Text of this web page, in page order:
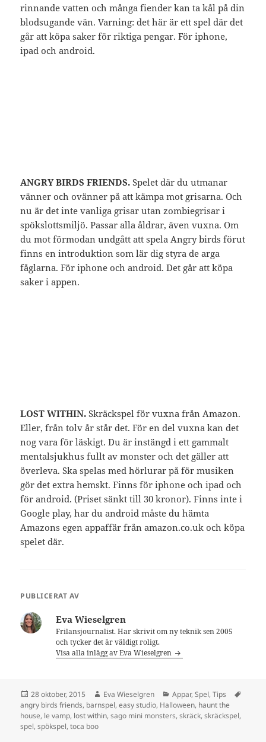
rinnande vatten och många fiender kan ta kål på din
blodsugande vän. Varning: det här är ett spel där det
går att köpa saker för riktiga pengar. För iphone,
ipad och android.
ANGRY BIRDS FRIENDS. Spelet där du utmanar
vänner och ovänner på att kämpa mot grisarna. Och
nu är det inte vanliga grisar utan zombiegrisar i
spökslottsmiljö. Passar alla åldrar, även vuxna. Om
du mot förmodan undgått att spela Angry birds förut
finns en introduktion som lär dig styra de arga
fåglarna. För iphone och android. Det går att köpa
saker i appen.
LOST WITHIN. Skräckspel för vuxna från Amazon.
Eller, från tolv år står det. För en del vuxna kan det
nog vara för läskigt. Du är instängd i ett gammalt
mentalsjukhus fullt av monster och det gäller att
överleva. Ska spelas med hörlurar på för musiken
gör det extra hemskt. Finns för iphone och ipad och
för android. (Priset sänkt till 30 kronor). Finns inte i
Google play, har du android måste du hämta
Amazons egen appaffär från amazon.co.uk och köpa
spelet där.
PUBLICERAT AV
Eva Wieselgren
Frilansjournalist. Har skrivit om ny teknik sen 2005
och tycker det är väldigt roligt.
Visa alla inlägg av Eva Wieselgren
Postat
28 oktober, 2015 Författare
Eva Wieselgren Kategorier
Appar,Spel,Tips
angry birds friends, barnspel,easy studio, Halloween, haunt the
house, le vamp, lost within,sago mini monsters,skräck,skräckspel,
spel,spökspel,toca boo